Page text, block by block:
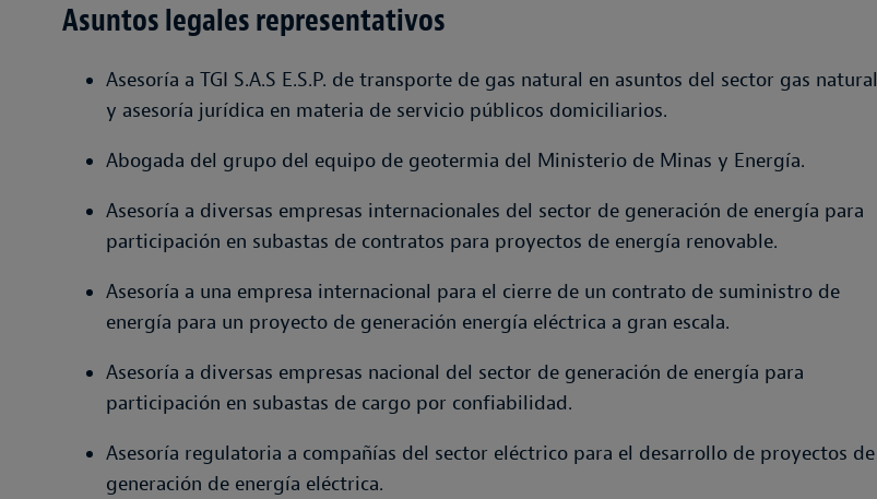
Asuntos legales representativos
Asesoría a TGI S.A.S E.S.P. de transporte de gas natural en asuntos del sector gas natural
y asesoría jurídica en materia de servicio públicos domiciliarios.
Abogada del grupo del equipo de geotermia del Ministerio de Minas y Energía.
Asesoría a diversas empresas internacionales del sector de generación de energía para
participación en subastas de contratos para proyectos de energía renovable.
Asesoría a una empresa internacional para el cierre de un contrato de suministro de
energía para un proyecto de generación energía eléctrica a gran escala.
Asesoría a diversas empresas nacional del sector de generación de energía para
participación en subastas de cargo por confiabilidad.
Asesoría regulatoria a compañías del sector eléctrico para el desarrollo de proyectos de
generación de energía eléctrica.